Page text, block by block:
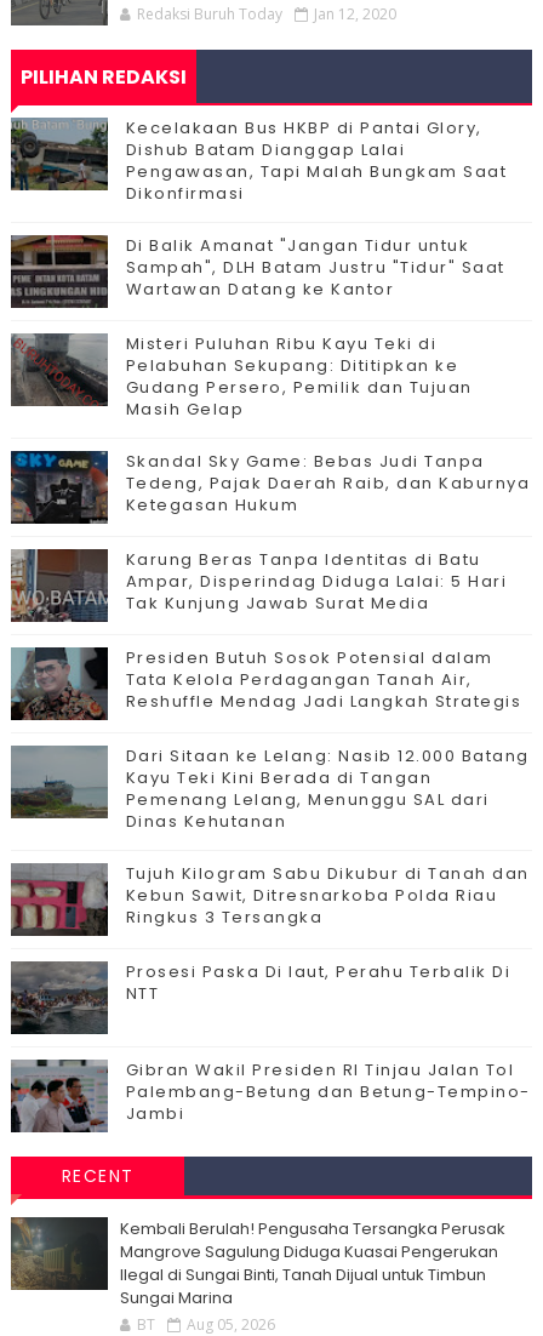
Redaksi Buruh Today Jan 12, 2020
PILIHAN REDAKSI
Kecelakaan Bus HKBP di Pantai Glory,
Dishub Batam Dianggap Lalai
Pengawasan, Tapi Malah Bungkam Saat
Dikonfirmasi
Di Balik Amanat "Jangan Tidur untuk
Sampah", DLH Batam Justru "Tidur" Saat
Wartawan Datang ke Kantor
Misteri Puluhan Ribu Kayu Teki di
Pelabuhan Sekupang: Dititipkan ke
Gudang Persero, Pemilik dan Tujuan
Masih Gelap
Skandal Sky Game: Bebas Judi Tanpa
Tedeng, Pajak Daerah Raib, dan Kaburnya
Ketegasan Hukum
Karung Beras Tanpa Identitas di Batu
Ampar, Disperindag Diduga Lalai: 5 Hari
Tak Kunjung Jawab Surat Media
Presiden Butuh Sosok Potensial dalam
Tata Kelola Perdagangan Tanah Air,
Reshuffle Mendag Jadi Langkah Strategis
Dari Sitaan ke Lelang: Nasib 12.000 Batang
Kayu Teki Kini Berada di Tangan
Pemenang Lelang, Menunggu SAL dari
Dinas Kehutanan
Tujuh Kilogram Sabu Dikubur di Tanah dan
Kebun Sawit, Ditresnarkoba Polda Riau
Ringkus 3 Tersangka
Prosesi Paska Di laut, Perahu Terbalik Di
NTT
Gibran Wakil Presiden RI Tinjau Jalan Tol
Palembang-Betung dan Betung-Tempino-
Jambi
RECENT
Kembali Berulah! Pengusaha Tersangka Perusak
Mangrove Sagulung Diduga Kuasai Pengerukan
Ilegal di Sungai Binti, Tanah Dijual untuk Timbun
Sungai Marina
BT Aug 05, 2026